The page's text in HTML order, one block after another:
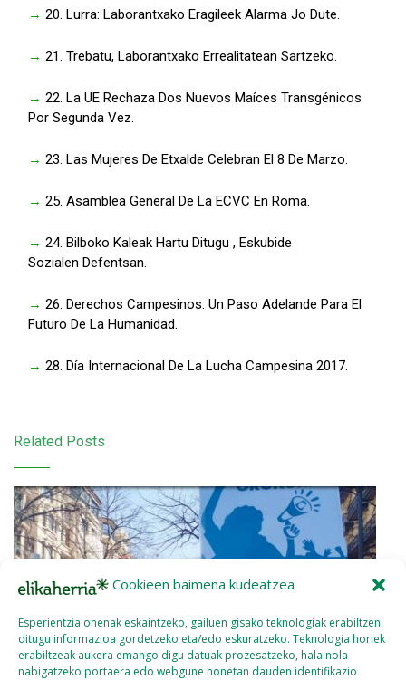
Cookieen baimena kudeatzea
Esperientzia onenak eskaintzeko, gailuen gisako teknologiak erabiltzen
ditugu informazioa gordetzeko eta/edo eskuratzeko. Teknologia horiek
erabiltzeak aukera emango digu datuak prozesatzeko, hala nola
nabigatzeko portaera edo webgune honetan dauden identifikazio
→ 20. Lurra: Laborantxako Eragileek Alarma Jo Dute.
→ 21. Trebatu, Laborantxako Errealitatean Sartzeko.
→ 22. La UE Rechaza Dos Nuevos Maíces Transgénicos
Por Segunda Vez.
→ 23. Las Mujeres De Etxalde Celebran El 8 De Marzo.
→ 25. Asamblea General De La ECVC En Roma.
→ 24. Bilboko Kaleak Hartu Ditugu , Eskubide
Sozialen Defentsan.
→ 26. Derechos Campesinos: Un Paso Adelande Para El
Futuro De La Humanidad.
→ 28. Día Internacional De La Lucha Campesina 2017.
Related Posts